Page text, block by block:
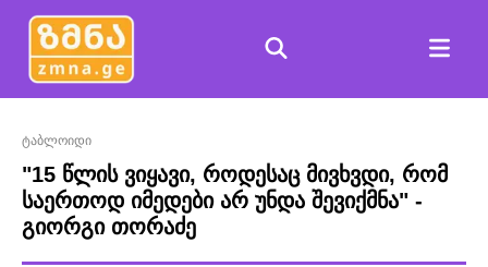
ტაბლოიდი
"15 წლის ვიყავი, როდესაც მივხვდი, რომ
საერთოდ იმედები არ უნდა შევიქმნა" -
გიორგი თორაძე